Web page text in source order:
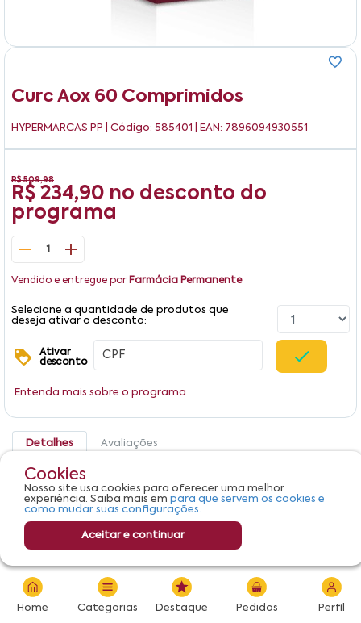
Curc Aox 60 Comprimidos
HYPERMARCAS PP | Código: 585401 | EAN: 7896094930551
R$ 509,98
R$ 234,90 no desconto do
programa
1
Vendido e entregue por Farmácia Permanente
Selecione a quantidade de produtos que
deseja ativar o desconto:
Ativar
desconto
Entenda mais sobre o programa
R$ 234,90
Detalhes Avaliações
Produto não apresenta descrição.
Cookies
Nosso site usa cookies para oferecer uma melhor
experiência. Saiba mais em para que servem os cookies e
como mudar suas configurações.
Aceitar e continuar
Home Categorias Destaque Pedidos Perfil